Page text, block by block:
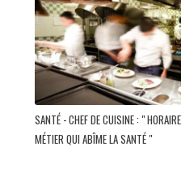
SANTÉ - CHEF DE CUISINE : "
MÉTIER QUI ABÎME LA SANTÉ "